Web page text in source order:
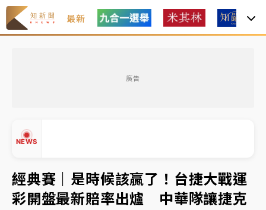
最新
廣告
NEWS
韓股最壞時期已過？大摩估去槓桿完成逾半 波動率降
至2個月低
「白海豚」雨炸新北！通報109件災情 侯友宜揭這類災
損最多
經典賽｜是時候該贏了！台捷大戰運
彩開盤最新賠率出爐 中華隊讓捷克